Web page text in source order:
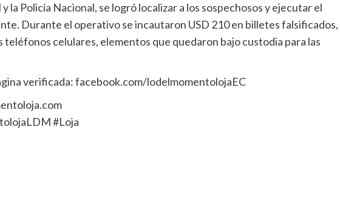
la Policía Nacional, se logró localizar a los sospechosos y ejecutar el
Durante el operativo se incautaron USD 210 en billetes falsificados,
teléfonos celulares, elementos que quedaron bajo custodia para las
verificada: facebook.com/lodelmomentolojaEC
#Loja